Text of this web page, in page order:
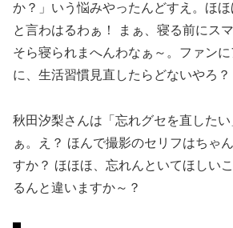
か？」いう悩みやったんどすえ。ほ
と言わはるわぁ！ まぁ、寝る前にス
そら寝られまへんわなぁ～。ファン
に、生活習慣見直したらどないやろ？
秋田汐梨さんは「忘れグセを直した
ぁ。え？ ほんで撮影のセリフはちゃ
すか？ ほほほ、忘れんといてほしい
るんと違いますか～？